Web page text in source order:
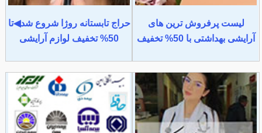
لیست پرفروش ترین های
آرایشی بهداشتی با 50% تخفیف
حراج تابستانه روژا شروع شد◀تا
50% تخفیف لوازم آرایشی